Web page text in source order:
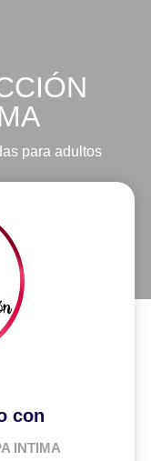
para adultos
con
INTIMA